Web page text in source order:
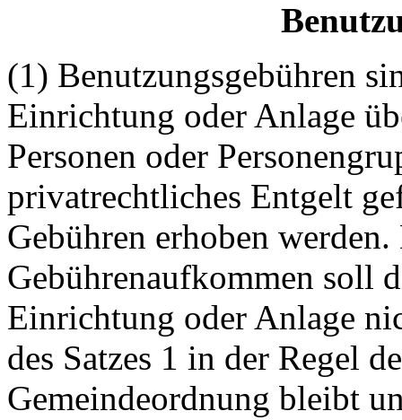
(1) Benutzungsgebühren
Einrichtung oder Anlage
Personen oder
privatrechtliches Entgelt
Gebühren erhoben
Gebührenaufkommen soll
Einrichtung oder Anlage
des Satzes 1 in der Regel
Gemeindeordnung bleibt